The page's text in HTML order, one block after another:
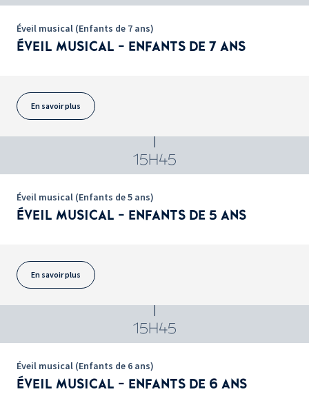
Éveil musical (Enfants de 7 ans)
ÉVEIL MUSICAL - ENFANTS DE 7 ANS
En savoir plus
15H45
Éveil musical (Enfants de 5 ans)
ÉVEIL MUSICAL - ENFANTS DE 5 ANS
En savoir plus
15H45
Éveil musical (Enfants de 6 ans)
ÉVEIL MUSICAL - ENFANTS DE 6 ANS